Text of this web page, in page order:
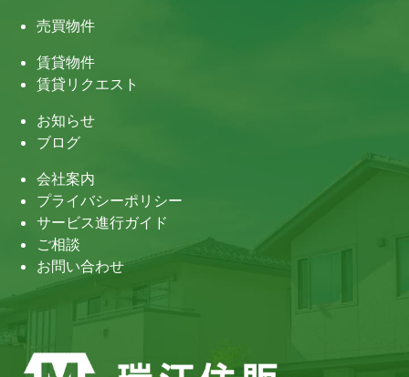
売買物件
賃貸物件
賃貸リクエスト
お知らせ
ブログ
会社案内
プライバシーポリシー
サービス進行ガイド
ご相談
お問い合わせ